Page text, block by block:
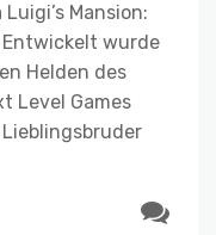
Mansion:
Entwickelt wurde
Helden des
Level Games